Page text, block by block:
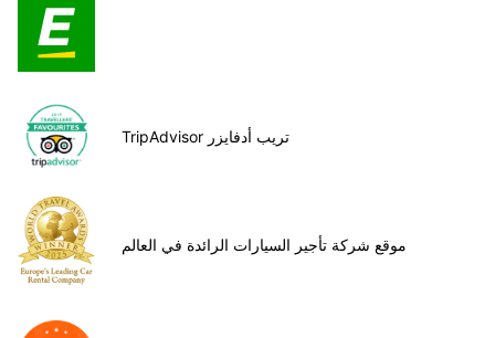
TripAdvisor تريب أدفايزر
موقع شركة تأجير السيارات الرائدة في العالم